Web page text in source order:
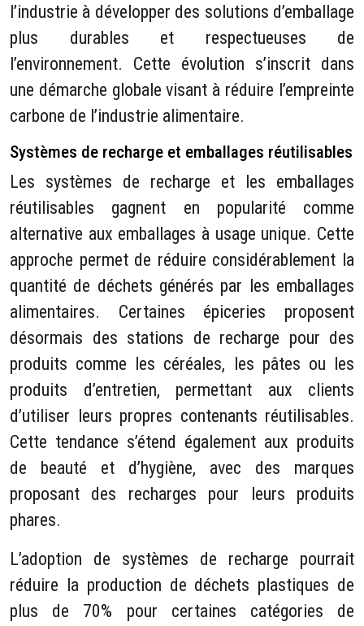
l’industrie à développer des solutions d’emballage
plus durables et respectueuses de
l’environnement. Cette évolution s’inscrit dans
une démarche globale visant à réduire l’empreinte
carbone de l’industrie alimentaire.
Systèmes de recharge et emballages réutilisables
Les systèmes de recharge et les emballages
réutilisables gagnent en popularité comme
alternative aux emballages à usage unique. Cette
approche permet de réduire considérablement la
quantité de déchets générés par les emballages
alimentaires. Certaines épiceries proposent
désormais des stations de recharge pour des
produits comme les céréales, les pâtes ou les
produits d’entretien, permettant aux clients
d’utiliser leurs propres contenants réutilisables.
Cette tendance s’étend également aux produits
de beauté et d’hygiène, avec des marques
proposant des recharges pour leurs produits
phares.
L’adoption de systèmes de recharge pourrait
réduire la production de déchets plastiques de
plus de 70% pour certaines catégories de